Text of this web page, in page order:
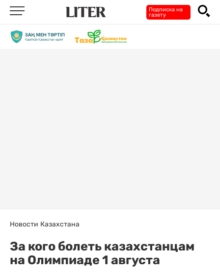
Подписка на
газету
Новости Казахстана
За кого болеть казахстанцам
на Олимпиаде 1 августа